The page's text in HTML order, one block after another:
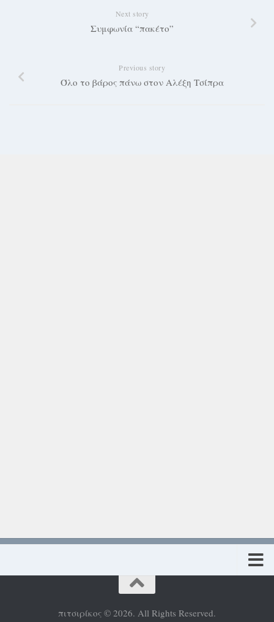
Next story
Συμφωνία “πακέτο”
Previous story
Όλο το βάρος πάνω στον Αλέξη Τσίπρα
Πολιτική προστασίας προσωπικών δεδομένων
πιτσιρίκος © 2026. All Rights Reserved.